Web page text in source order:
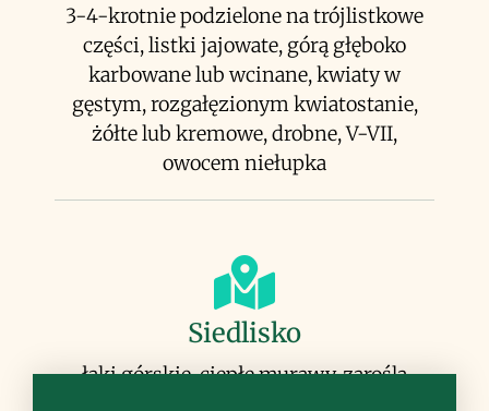
3-4-krotnie podzielone na trójlistkowe
części, listki jajowate, górą głęboko
karbowane lub wcinane, kwiaty w
gęstym, rozgałęzionym kwiatostanie,
żółte lub kremowe, drobne, V-VII,
owocem niełupka
Siedlisko
łąki górskie, ciepłe murawy, zarośla